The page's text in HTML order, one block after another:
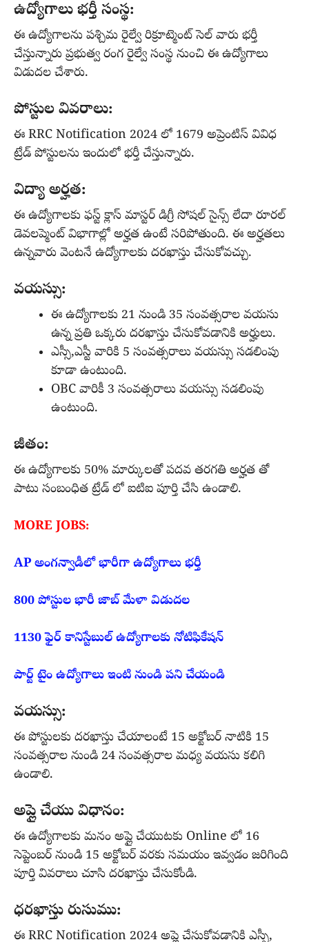
ఉద్యోగాలు భర్తీ సంస్థ:
ఈ ఉద్యోగాలను పశ్చిమ రైల్వే రిక్రూట్మెంట్ సెల్ వారు భర్తీ
చేస్తున్నారు ప్రభుత్వ రంగ రైల్వే సంస్థ నుంచి ఈ ఉద్యోగాలు
విడుదల చేశారు.
పోస్టుల వివరాలు:
ఈ RRC Notification 2024 లో 1679 అప్రెంటిస్ వివిధ
ట్రేడ్ పోస్టులను ఇందులో భర్తీ చేస్తున్నారు.
విద్యా అర్హత:
ఈ ఉద్యోగాలకు ఫస్ట్ క్లాస్ మాస్టర్ డిగ్రీ సోషల్ సైన్స్ లేదా రూరల్
డెవలప్మెంట్ విభాగాల్లో అర్హత ఉంటే సరిపోతుంది. ఈ అర్హతలు
ఉన్నవారు వెంటనే ఉద్యోగాలకు దరఖాస్తు చేసుకోవచ్చు.
వయస్సు:
ఈ ఉద్యోగాలకు 21 నుండి 35 సంవత్సరాల వయసు
ఉన్న ప్రతి ఒక్కరు దరఖాస్తు చేసుకోవడానికి అర్హులు.
ఎస్సీ,ఎస్టీ వారికి 5 సంవత్సరాలు వయస్సు సడలింపు
కూడా ఉంటుంది.
OBC వారికీ 3 సంవత్సరాలు వయస్సు సడలింపు
ఉంటుంది.
జీతం:
ఈ ఉద్యోగాలకు 50% మార్కులతో పదవ తరగతి అర్హత తో
పాటు సంబంధిత ట్రేడ్ లో ఐటిఐ పూర్తి చేసి ఉండాలి.
MORE JOBS:
AP అంగన్వాడీలో భారీగా ఉద్యోగాలు భర్తీ
800 పోస్టుల భారీ జాబ్ మేళా విడుదల
1130 ఫైర్ కానిస్టేబుల్ ఉద్యోగాలకు నోటిఫికేషన్
పార్ట్ టైం ఉద్యోగాలు ఇంటి నుండి పని చేయండి
వయస్సు:
ఈ పోస్టులకు దరఖాస్తు చేయాలంటే 15 అక్టోబర్ నాటికి 15
సంవత్సరాల నుండి 24 సంవత్సరాల మధ్య వయసు కలిగి
ఉండాలి.
అప్లై చేయు విధానం:
ఈ ఉద్యోగాలకు మనం అప్లై చేయుటకు Online లో 16
సెప్టెంబర్ నుండి 15 అక్టోబర్ వరకు సమయం ఇవ్వడం జరిగింది
పూర్తి వివరాలు చూసి దరఖాస్తు చేసుకోండి.
ధరఖాస్తు రుసుము:
ఈ RRC Notification 2024 అప్లై చేసుకోవడానికి ఎస్సీ,